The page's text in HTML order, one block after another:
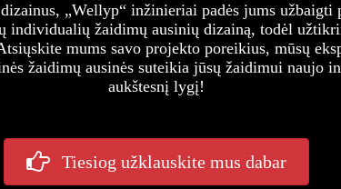
„Wellyp“ inžinieriai padės jums
individualių žaidimų ausinių dizainą, todėl
mums savo projekto poreikius, mūsų
žaidimų ausinės suteikia jūsų žaidimui naujo
aukštesnį lygį!
Tiesiog užklauskite mus dabar